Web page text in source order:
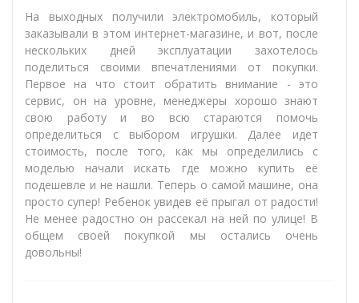
На выходных получили электромобиль, который
заказывали в этом интернет-магазине, и вот, после
нескольких дней эксплуатации захотелось
поделиться своими впечатлениями от покупки.
Первое на что стоит обратить внимание - это
сервис, он на уровне, менеджеры хорошо знают
свою работу и во всю стараются помочь
определиться с выбором игрушки. Далее идет
стоимость, после того, как мы определились с
моделью начали искать где можно купить её
подешевле и не нашли. Теперь о самой машине, она
просто супер! Ребенок увидев её прыгал от радости!
Не менее радостно он рассекал на ней по улице! В
общем своей покупкой мы остались очень
довольны!